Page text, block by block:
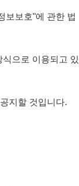
보보호"에 관한 법
으로 이용되고 있
지할 것입니다.